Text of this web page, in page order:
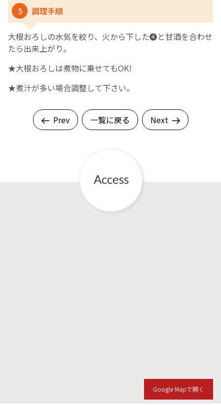
5 調理手順
大根おろしの水気を絞り、火から下した❹と甘酒を合わせ
たら出来上がり。
★大根おろしは煮物に乗せてもOK!
★煮汁が多い場合調整して下さい。
Prev 一覧に戻る Next
Google Mapで開く